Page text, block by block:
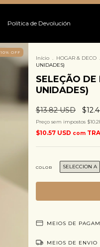
Política de Devolución
10% OFF
Início . HOGAR & DECO .
UNIDADES)
SELEÇÃO
UNIDADES)
$13.82 USD
Preço sem impostos
$10.57 USD com
COLOR SELECCION A
MEIOS DE
MEIOS DE ENVIO